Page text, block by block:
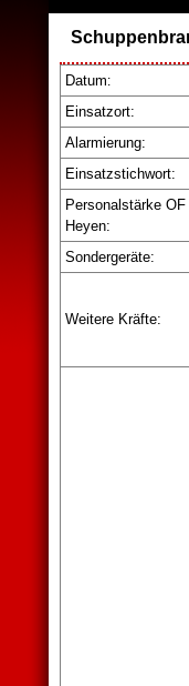
Datum:
Einsatzort:
Alarmierung:
Einsatzstichwort:
Personalstärke OF
Heyen:
Sondergeräte:
Weitere Kräfte: